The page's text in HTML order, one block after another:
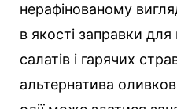
нерафінованому
в якості заправки
салатів і гарячих
альтернатива